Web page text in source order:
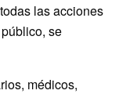
las acciones
se
médicos,